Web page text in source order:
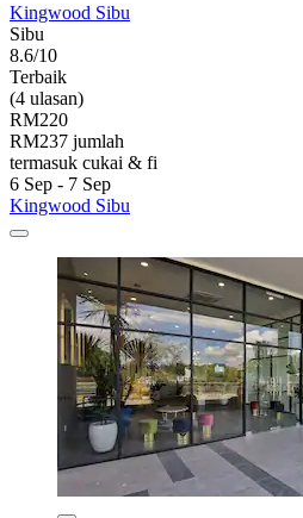
Kingwood Sibu
Sibu
8.6/10
Terbaik
(4 ulasan)
RM220
RM237 jumlah
termasuk cukai & fi
6 Sep - 7 Sep
Kingwood Sibu